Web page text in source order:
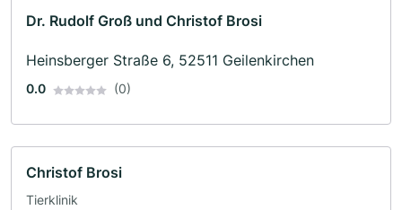
Dr. Rudolf Groß und Christof Brosi
Heinsberger Straße 6, 52511 Geilenkirchen
0.0 (0)
Christof Brosi
Tierklinik